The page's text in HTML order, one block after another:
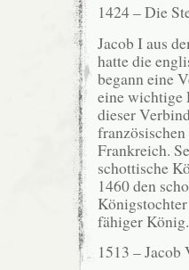
1424 – Die
Jacob I aus
hatte die
begann eine
eine wichtige
dieser
Frankreich.
schottische
1460 den
fähiger
1513 –